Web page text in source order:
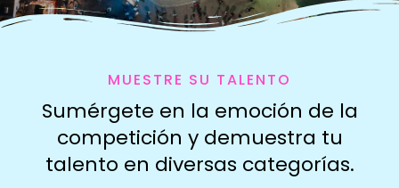
MUESTRE SU TALENTO
Sumérgete en la emoción de la
competición y demuestra tu
talento en diversas categorías.